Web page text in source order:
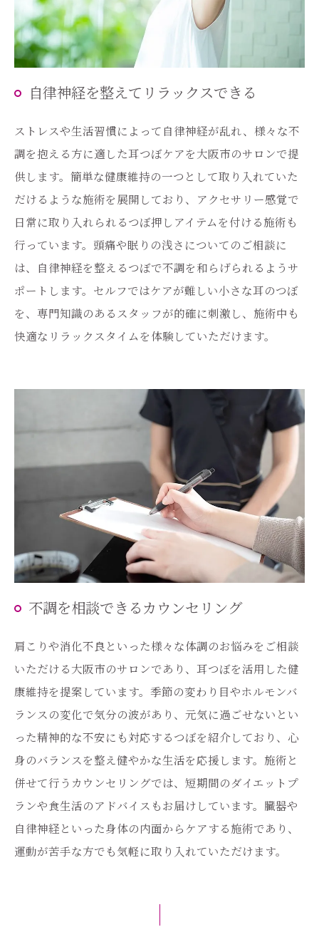
自律神経を整えてリラックスできる
ストレスや生活習慣によって自律神経が乱れ、様々な不
調を抱える方に適した耳つぼケアを大阪市のサロンで提
供します。簡単な健康維持の一つとして取り入れていた
だけるような施術を展開しており、アクセサリー感覚で
日常に取り入れられるつぼ押しアイテムを付ける施術も
行っています。頭痛や眠りの浅さについてのご相談に
は、自律神経を整えるつぼで不調を和らげられるようサ
ポートします。セルフではケアが難しい小さな耳のつぼ
を、専門知識のあるスタッフが的確に刺激し、施術中も
快適なリラックスタイムを体験していただけます。
不調を相談できるカウンセリング
肩こりや消化不良といった様々な体調のお悩みをご相談
いただける大阪市のサロンであり、耳つぼを活用した健
康維持を提案しています。季節の変わり目やホルモンバ
ランスの変化で気分の波があり、元気に過ごせないとい
った精神的な不安にも対応するつぼを紹介しており、心
身のバランスを整え健やかな生活を応援します。施術と
併せて行うカウンセリングでは、短期間のダイエットプ
ランや食生活のアドバイスもお届けしています。臓器や
自律神経といった身体の内面からケアする施術であり、
運動が苦手な方でも気軽に取り入れていただけます。